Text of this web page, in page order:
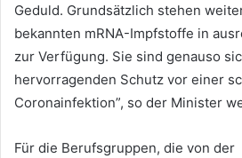
Geduld. Grundsätzlich stehen
bekannten mRNA-Impfstoffe in
zur Verfügung. Sie sind genauso
hervorragenden Schutz vor einer
Coronainfektion”, so der Minister
Für die Berufsgruppen, die von der